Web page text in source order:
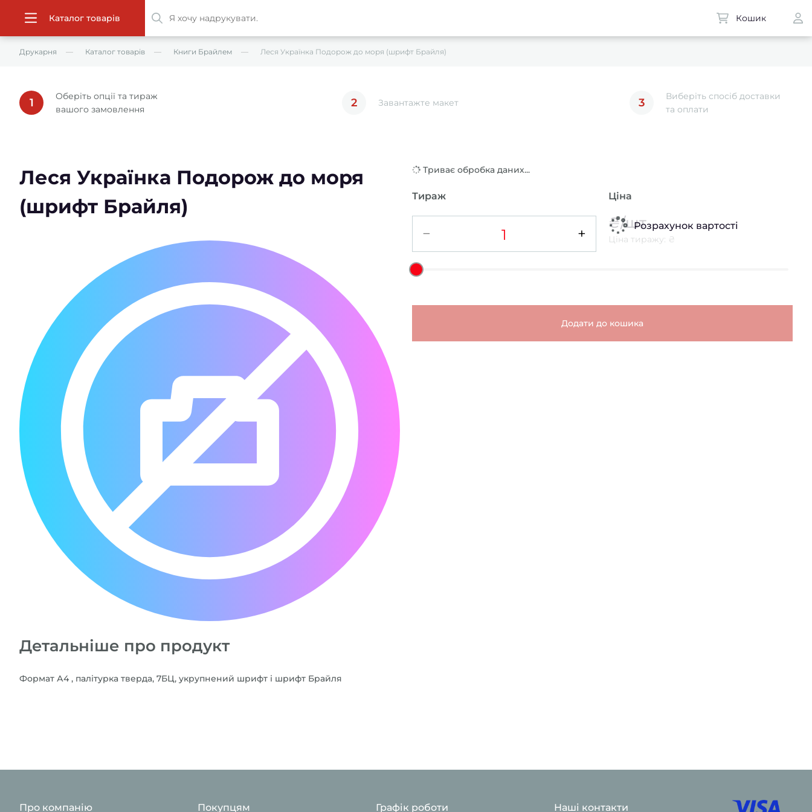
Каталог товарів Кошик
Друкарня Каталог товарів Книги Брайлем Леся Українка Подорож до моря (шрифт Брайля)
1
Оберіть опції та тираж
вашого замовлення
2 Завантажте макет 3
Виберіть спосіб доставки
та оплати
Леся Українка Подорож до моря
(шрифт Брайля)
Триває обробка даних...
Тираж
− +
Ціна
Розрахунок вартості
₴/шт
Ціна тиражу: ₴
Додати до кошика
Детальніше про продукт
Формат А4 , палітурка тверда, 7БЦ, укрупнений шрифт і шрифт Брайля
Про компанію Покупцям Графік роботи Наші контакти